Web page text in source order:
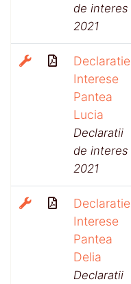
de interes
2021
Declaratie
Interese
Pantea
Lucia
Declaratii
de interes
2021
Declaratie
Interese
Pantea
Delia
Declaratii